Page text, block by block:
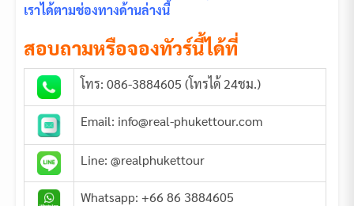
เราได้ตามช่องทางด้านล่างนี้
สอบถามหรือจองทัวร์นี้ได้ที่
โทร: 086-3884605 (โทรได้ 24ชม.)
Email: info@real-phukettour.com
Line: @realphukettour
Whatsapp: +66 86 3884605